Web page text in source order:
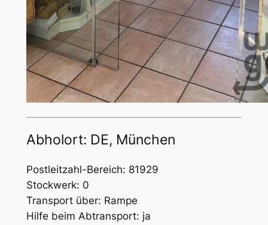
Abholort: DE, München
Postleitzahl-Bereich: 81929
Stockwerk: 0
Transport über: Rampe
Hilfe beim Abtransport: ja